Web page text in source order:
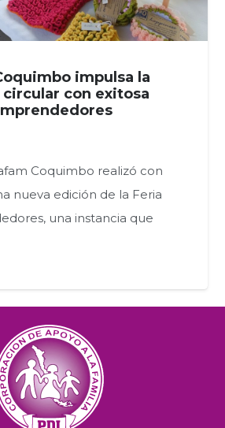
impulsa la
con exitosa
Coquimbo realizó con
nueva edición de la Feria
una instancia que